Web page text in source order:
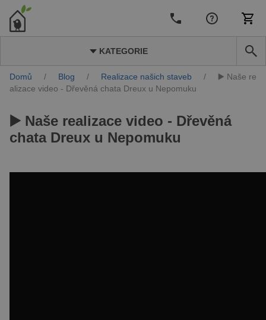
KATEGORIE
Domů / Blog / Realizace našich staveb /
▶️ Naše re
alizace video - Dřevěná chata Dreux u Nepomuku
▶️ Naše realizace video - Dřevěná
chata Dreux u Nepomuku